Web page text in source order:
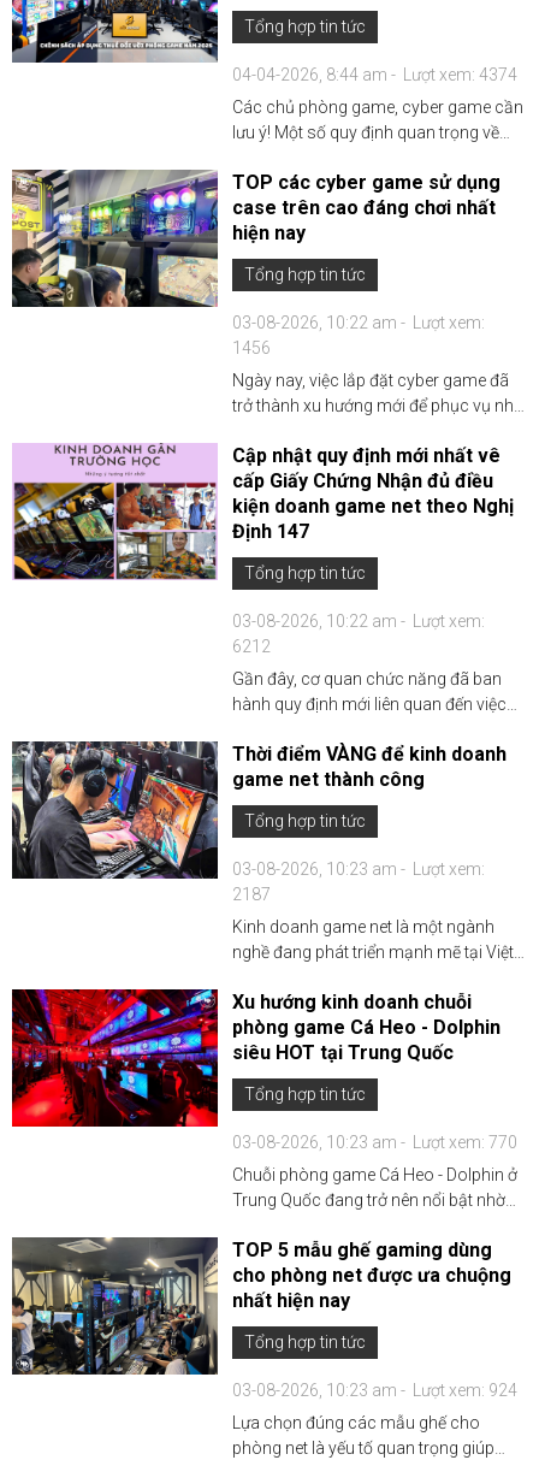
giá trị giải thưởng 2...
Tổng hợp tin tức
04-04-2026, 8:44 am -
Lượt xem: 4374
Các chủ phòng game, cyber game cần
lưu ý! Một số quy định quan trọng về
01/06/2025. Cần nắm rõ những quy
định trên để thực hiện đầy đủ và
nghiêm ngặt là điều quan ...
TOP các cyber game sử dụng
case trên cao đáng chơi nhất
hiện nay
Tổng hợp tin tức
03-08-2026, 10:22 am -
Lượt xem:
1456
Ngày nay, việc lắp đặt cyber game đã
trở thành xu hướng mới để phục vụ nhu
trẻ. Trong đó, việc sử dụng case trên
cao đang đặc biệt thu hút sự quan tâm
như là một g...
Cập nhật quy định mới nhất vê
cấp Giấy Chứng Nhận đủ điều
kiện doanh game net theo Nghị
Định 147
Tổng hợp tin tức
03-08-2026, 10:22 am -
Lượt xem:
6212
Gần đây, cơ quan chức năng đã ban
hành quy định mới liên quan đến việc
nhận đủ điều kiện kinh doanh (GCN)
trong lĩnh vực này. Quy định mới được
kỳ vọng sẽ giúp g...
Thời điểm VÀNG để kinh doanh
game net thành công
Tổng hợp tin tức
03-08-2026, 10:23 am -
Lượt xem:
2187
Kinh doanh game net là một ngành
nghề đang phát triển mạnh mẽ tại Việt
khi nhu cầu vui chơi giải trí tăng cao.
Tuy nhiên, để thành công trong lĩnh vực
này, chủ đầu...
Xu hướng kinh doanh chuỗi
phòng game Cá Heo - Dolphin
siêu HOT tại Trung Quốc
Tổng hợp tin tức
03-08-2026, 10:23 am -
Lượt xem: 770
Chuỗi phòng game Cá Heo - Dolphin ở
Trung Quốc đang trở nên nổi bật nhờ
sự riêng tư và trải nghiệm cá nhân hóa
cho game thủ. Xu hướng này phù hợp
với sự phát triển ...
TOP 5 mẫu ghế gaming dùng
cho phòng net được ưa chuộng
nhất hiện nay
Tổng hợp tin tức
03-08-2026, 10:23 am -
Lượt xem: 924
Lựa chọn đúng các mẫu ghế cho
phòng net là yếu tố quan trọng giúp